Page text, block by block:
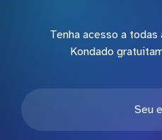
Tenha acesso a
Kondado